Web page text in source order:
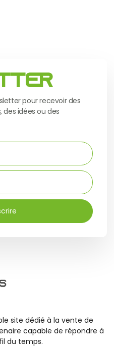
pour recevoir des
des idées ou des
site dédié à la vente de
capable de répondre à
du temps.